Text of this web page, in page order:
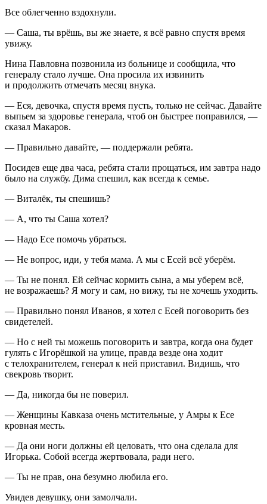
Все облегченно вздохнули.
— Саша, ты врёшь, вы же знаете, я всё равно спустя время
увижу.
Нина Павловна позвонила из больнице и сообщила, что
генералу стало лучше. Она просила их извинить
и продолжить отмечать месяц внука.
— Еся, девочка, спустя время пусть, только не сейчас. Давайте
выпьем за здоровье генерала, чтоб он быстрее поправился, —
сказал Макаров.
— Правильно давайте, — поддержали ребята.
Посидев еще два часа, ребята стали прощаться, им завтра надо
было на службу. Дима спешил, как всегда к семье.
— Виталёк, ты спешишь?
— А, что ты Саша хотел?
— Надо Есе помочь убраться.
— Не вопрос, иди, у тебя мама. А мы с Есей всё уберём.
— Ты не понял. Ей сейчас кормить сына, а мы уберем всё,
не возражаешь? Я могу и сам, но вижу, ты не хочешь уходить.
— Правильно понял Иванов, я хотел с Есей поговорить без
свидетелей.
— Но с ней ты можешь поговорить и завтра, когда она будет
гулять с Игорёшкой на улице, правда везде она ходит
с телохранителем, генерал к ней приставил. Видишь, что
свекровь творит.
— Да, никогда бы не поверил.
— Женщины Кавказа очень мстительные, у Амры к Есе
кровная месть.
— Да они ноги должны ей целовать, что она сделала для
Игорька. Собой всегда жертвовала, ради него.
— Ты не прав, она безумно любила его.
Увидев девушку, они замолчали.